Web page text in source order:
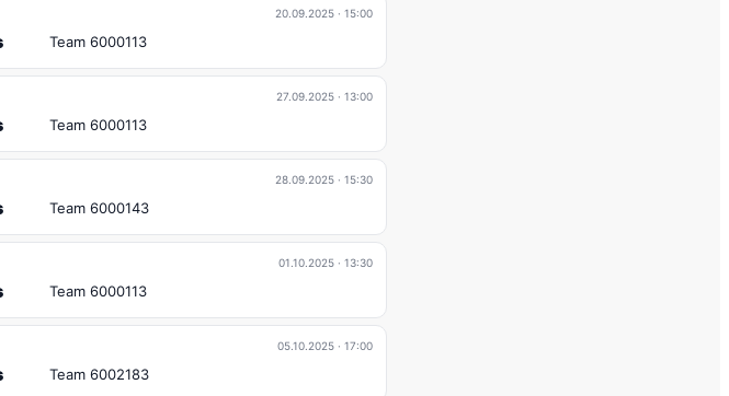
20.09.2025 · 15:00
Team 6000113
27.09.2025 · 13:00
Team 6000113
28.09.2025 · 15:30
Team 6000143
01.10.2025 · 13:30
Team 6000113
05.10.2025 · 17:00
Team 6002183